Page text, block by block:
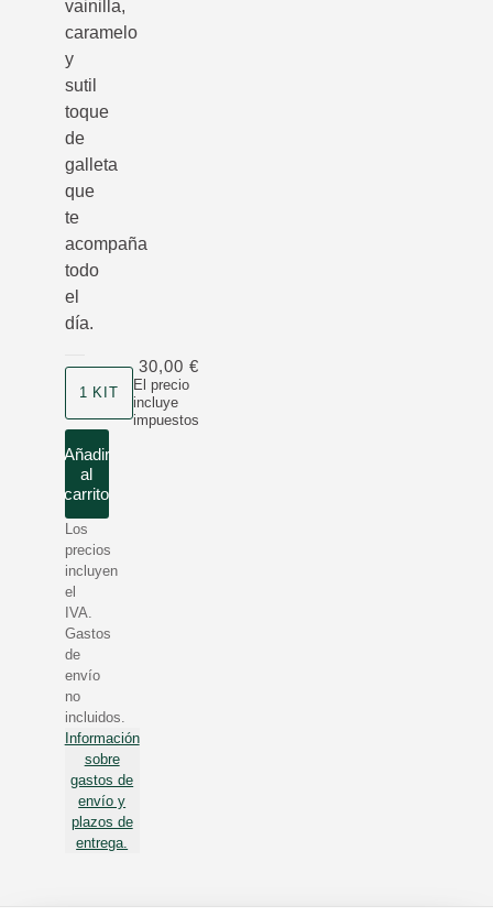
vainilla,
caramelo
y
sutil
toque
de
galleta
que
te
acompaña
todo
el
día.
1 KIT
El precio
incluye
impuestos
30,00 €
Añadir
al
carrito
Los
precios
incluyen
el
IVA.
Gastos
de
envío
no
incluidos.
Información
sobre
gastos de
envío y
plazos de
entrega.